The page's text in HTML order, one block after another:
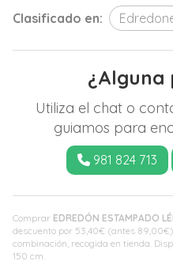
Comprar EDREDÓN ESTAMPADO
descuento por 53,40€ (antes 89,00€
combinación, recogida en tienda.
150 cm.
Clasificado en:
¿Alguna
Utiliza el chat o
guiamos para
981 824 713